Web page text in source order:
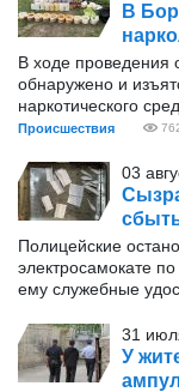
В
В ходе проведения
обнаружено и
наркотического
Происшествия
03
Полицейские
электросамокате
ему служебные
31
У